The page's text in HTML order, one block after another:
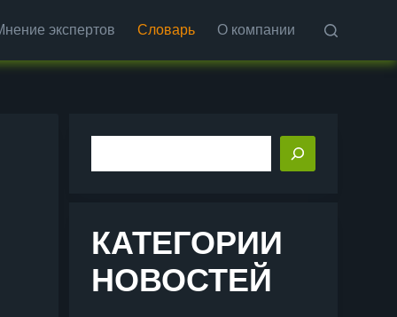
экспертов Словарь О компании
КАТЕГОРИИ
НОВОСТЕЙ